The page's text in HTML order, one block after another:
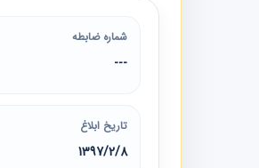
شماره ضابطه
---
تاریخ ابلاغ
1397/2/8